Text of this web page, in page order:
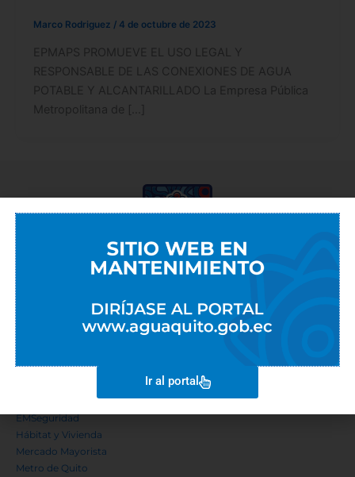
Marco Rodriguez / 4 de octubre de 2023
EPMAPS PROMUEVE EL USO LEGAL Y
RESPONSABLE DE LAS CONEXIONES DE AGUA
POTABLE Y ALCANTARILLADO La Empresa Pública
Metropolitana de […]
EMPRESAS METROPOLITANAS
EMGIRS
EMSeguridad
Hábitat y Vivienda
Mercado Mayorista
Metro de Quito
Ir al portal